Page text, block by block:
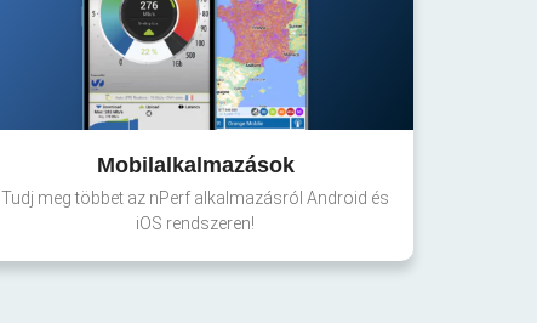
Mobilalkalmazások
Tudj meg többet az nPerf alkalmazásról Android és
iOS rendszeren!